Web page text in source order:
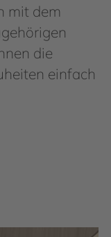
mit dem
die
einfach